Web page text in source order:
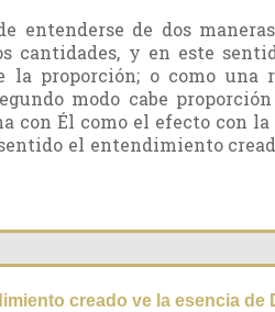
entenderse de dos
cantidades, y en este
la proporción; o como una
modo cabe
con Él como el efecto con
el entendimiento
creado ve la esencia de